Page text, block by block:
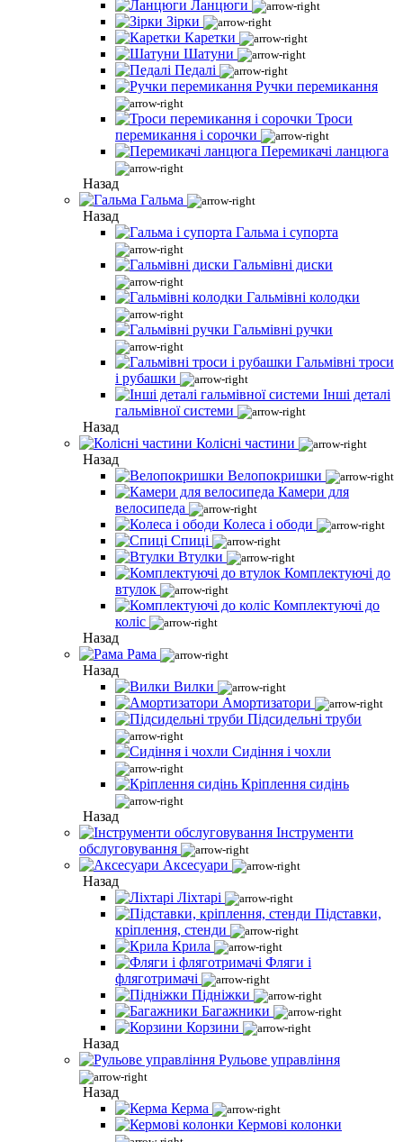
Ланцюги
Зірки
Каретки
Шатуни
Педалі
Ручки перемикання
Троси
перемикання і сорочки
Перемикачі ланцюга
Назад
Гальма
Назад
Гальма і супорта
Гальмівні диски
Гальмівні колодки
Гальмівні ручки
Гальмівні троси
і рубашки
Інші деталі
гальмівної системи
Назад
Колісні частини
Назад
Велопокришки
Камери для
велосипеда
Колеса і ободи
Спиці
Втулки
Комплектуючі до
втулок
Комплектуючі до
коліс
Назад
Рама
Назад
Вилки
Амортизатори
Підсидельні труби
Сидіння і чохли
Кріплення сидінь
Назад
Інструменти
обслуговування
Аксесуари
Назад
Ліхтарі
Підставки,
кріплення, стенди
Крила
Фляги і
фляготримачі
Підніжки
Багажники
Корзини
Назад
Рульове управління
Назад
Керма
Кермові колонки